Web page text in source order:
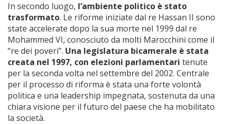
In secondo luogo, l’ambiente politico è stato
trasformato. Le riforme iniziate dal re Hassan II sono
state accelerate dopo la sua morte nel 1999 dal re
Mohammed VI, conosciuto da molti Marocchini come il
“re dei poveri”. Una legislatura bicamerale è stata
creata nel 1997, con elezioni parlamentari tenute
per la seconda volta nel settembre del 2002. Centrale
per il processo di riforma è stata una forte volontà
politica e una leadership impegnata, sostenuta da una
chiara visione per il futuro del paese che ha mobilitato
la società.